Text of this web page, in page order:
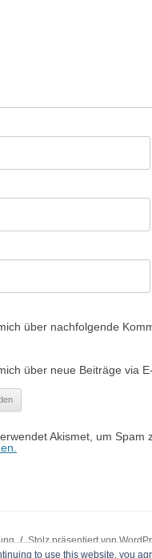
über nachfolgende
über neue Beiträge via
Akismet, um Spam
Stolz präsentiert von
to use this website, you